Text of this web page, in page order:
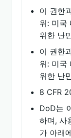
이 권한
위: 미국
위한 난
이 권한
위: 미국
위한 난
8 CFR
DoD는
하며, 사
가 아래